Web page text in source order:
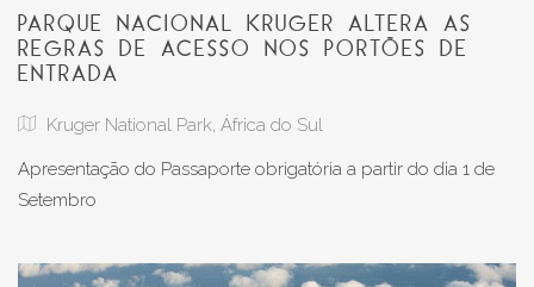
PARQUE NACIONAL KRUGER ALTERA AS
REGRAS DE ACESSO NOS PORTÕES DE
ENTRADA
Kruger National Park, África do Sul
Apresentação do Passaporte obrigatória a partir do dia 1 de
Setembro